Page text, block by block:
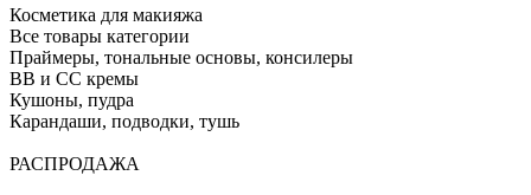
Косметика для макияжа
Все товары категории
Праймеры, тональные основы, консилеры
BB и CC кремы
Кушоны, пудра
Карандаши, подводки, тушь
РАСПРОДАЖА